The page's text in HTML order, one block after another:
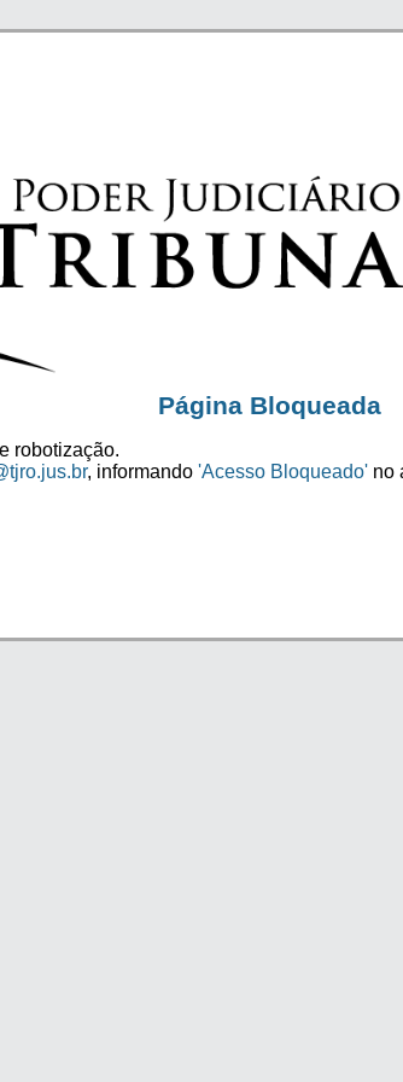
Página Bloqueada
robotização.
, informando 'Acesso Bloqueado' no